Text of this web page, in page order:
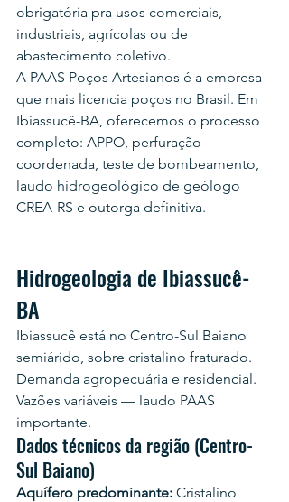
obrigatória pra usos comerciais,
industriais, agrícolas ou de
abastecimento coletivo.
A PAAS Poços Artesianos é a empresa
que mais licencia poços no Brasil. Em
Ibiassucê-BA, oferecemos o processo
completo: APPO, perfuração
coordenada, teste de bombeamento,
laudo hidrogeológico de geólogo
CREA-RS e outorga definitiva.
Hidrogeologia de Ibiassucê-
BA
Ibiassucê está no Centro-Sul Baiano
semiárido, sobre cristalino fraturado.
Demanda agropecuária e residencial.
Vazões variáveis — laudo PAAS
importante.
Dados técnicos da região (Centro-
Sul Baiano)
Aquífero predominante: Cristalino